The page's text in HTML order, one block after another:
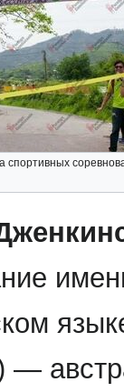
спортивных
—